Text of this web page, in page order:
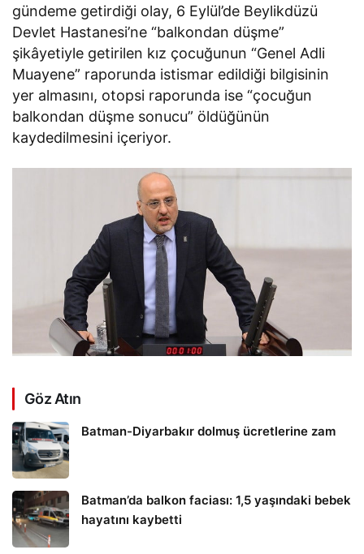
gündeme getirdiği olay, 6 Eylül’de Beylikdüzü
Devlet Hastanesi’ne “balkondan düşme”
şikâyetiyle getirilen kız çocuğunun “Genel Adli
Muayene” raporunda istismar edildiği bilgisinin
yer almasını, otopsi raporunda ise “çocuğun
balkondan düşme sonucu” öldüğünün
kaydedilmesini içeriyor.
Göz Atın
Batman-Diyarbakır dolmuş ücretlerine zam
Batman’da balkon faciası: 1,5 yaşındaki bebek
hayatını kaybetti